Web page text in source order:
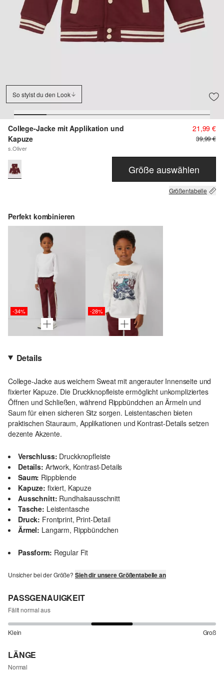
So stylst du den Look
College-Jacke mit Applikation und
Kapuze
s.Oliver
21,99 €
39,99 €
Größe auswählen
Größentabelle
Perfekt kombinieren
-34% -28%
Details
College-Jacke aus weichem Sweat mit angerauter Innenseite und
fixierter Kapuze. Die Druckknopfleiste ermöglicht unkompliziertes
Öffnen und Schließen, während Rippbündchen an Ärmeln und
Saum für einen sicheren Sitz sorgen. Leistentaschen bieten
praktischen Stauraum, Applikationen und Kontrast-Details setzen
dezente Akzente.
Verschluss: Druckknopfleiste
Details: Artwork, Kontrast-Details
Saum: Rippblende
Kapuze: fixiert, Kapuze
Ausschnitt: Rundhalsausschnitt
Tasche: Leistentasche
Druck: Frontprint, Print-Detail
Ärmel: Langarm, Rippbündchen
Passform: Regular Fit
Unsicher bei der Größe? Sieh dir unsere Größentabelle an
PASSGENAUIGKEIT
Fällt normal aus
Klein Groß
LÄNGE
Normal